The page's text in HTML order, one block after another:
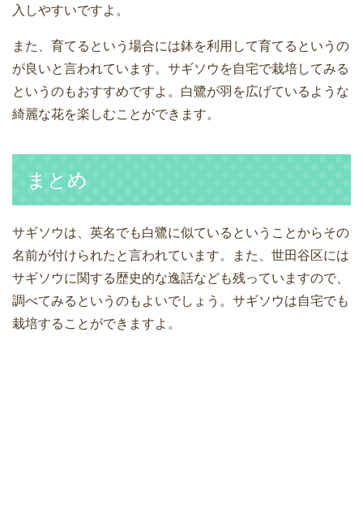
入しやすいですよ。
また、育てるという場合には鉢を利用して育てるというの
が良いと言われています。サギソウを自宅で栽培してみる
というのもおすすめですよ。白鷺が羽を広げているような
綺麗な花を楽しむことができます。
まとめ
サギソウは、英名でも白鷺に似ているということからその
名前が付けられたと言われています。また、世田谷区には
サギソウに関する歴史的な逸話なども残っていますので、
調べてみるというのもよいでしょう。サギソウは自宅でも
栽培することができますよ。